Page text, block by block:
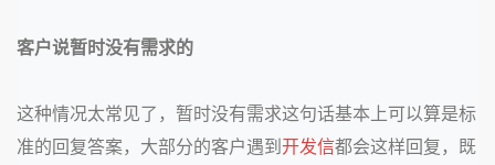
客户说暂时没有需求的
这种情况太常见了，暂时没有需求这句话基本上可以算是标
准的回复答案，大部分的客户遇到开发信都会这样回复，既